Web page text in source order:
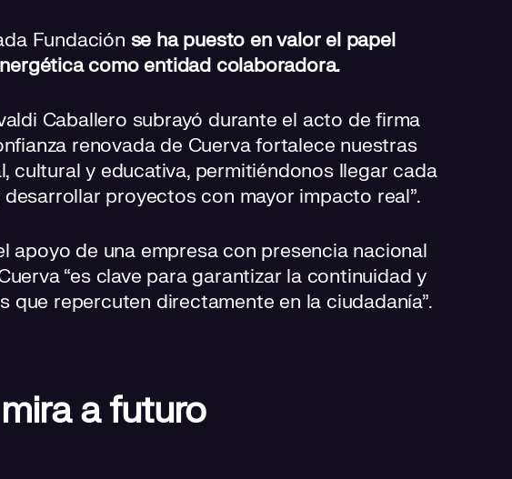
Fundación se ha puesto en valor el papel
como entidad colaboradora.
Caballero subrayó durante el acto de firma
renovada de Cuerva fortalece nuestras
cultural y educativa, permitiéndonos llegar cada
proyectos con mayor impacto real”.
apoyo de una empresa con presencia nacional
“es clave para garantizar la continuidad y
que repercuten directamente en la ciudadanía”.
a futuro